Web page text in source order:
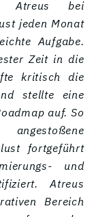
Atreus bei
jeden Monat
Aufgabe.
Zeit in die
kritisch die
stellte eine
auf. So
fortgeführt
und
Atreus
Bereich